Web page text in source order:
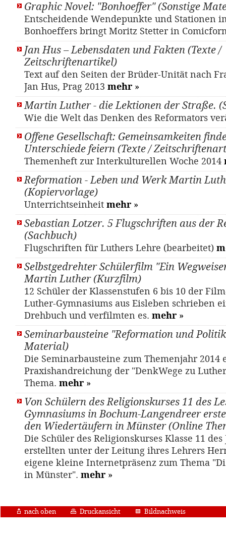
Graphic Novel: "Bonhoeffer" (Sonstige
Entscheidende Wendepunkte und Stationen
Bonhoeffers bringt Moritz Stetter in
Jan Hus – Lebensdaten und Fakten (Texte /
Zeitschriftenartikel)
Text auf den Seiten der Brüder-Unität nach
Jan Hus, Prag 2013 mehr »
Martin Luther - die Lektionen der Straße.
Wie die Welt das Denken des Reformators
Offene Gesellschaft: Gemeinsamkeiten
Unterschiede feiern (Texte /
Themenheft zur Interkulturellen Woche 2014
Reformation - Leben und Werk Martin
(Kopiervorlage)
Unterrichtseinheit mehr »
Sebastian Lotzer. 5 Flugschriften aus der
(Sachbuch)
Flugschriften für Luthers Lehre (bearbeitet)
Selbstgedrehter Schülerfilm "Ein
Martin Luther (Kurzfilm)
12 Schüler der Klassenstufen 6 bis 10 der
Luther-Gymnasiums aus Eisleben schrieben
Drehbuch und verfilmten es. mehr »
Seminarbausteine "Reformation und
Material)
Die Seminarbausteine zum Themenjahr 2014
Praxishandreichung der "DenkWege zu
Thema. mehr »
Von Schülern des Religionskurses 11 des
Gymnasiums in Bochum-Langendreer
den Wiedertäufern in Münster (Online
Die Schüler des Religionskurses Klasse 11 des
erstellten unter der Leitung ihres Lehrers
eigene kleine Internetpräsenz zum Thema
in Münster". mehr »
nach oben Druckansicht Bildnachweis